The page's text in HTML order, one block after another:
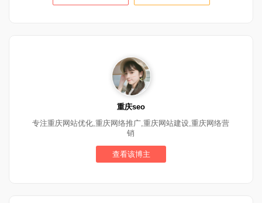
重庆seo
专注重庆网站优化,重庆网络推广,重庆网站建设,重庆网络营
销
查看该博主